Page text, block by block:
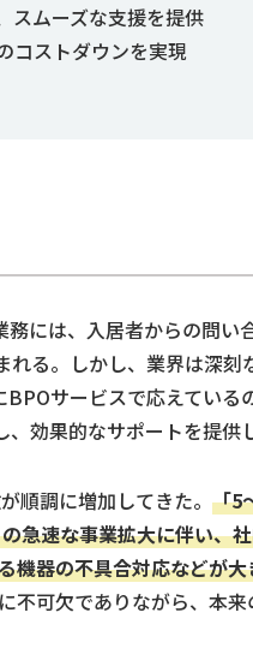
スムーズな支援を提供
コストダウンを実現
には、入居者からの問い
る。しかし、業界は深刻
サービスで応えている
効果的なサポートを提供
順調に増加してきた。 「5
急速な事業拡大に伴い、
機器の不具合対応などが
不可欠でありながら、本